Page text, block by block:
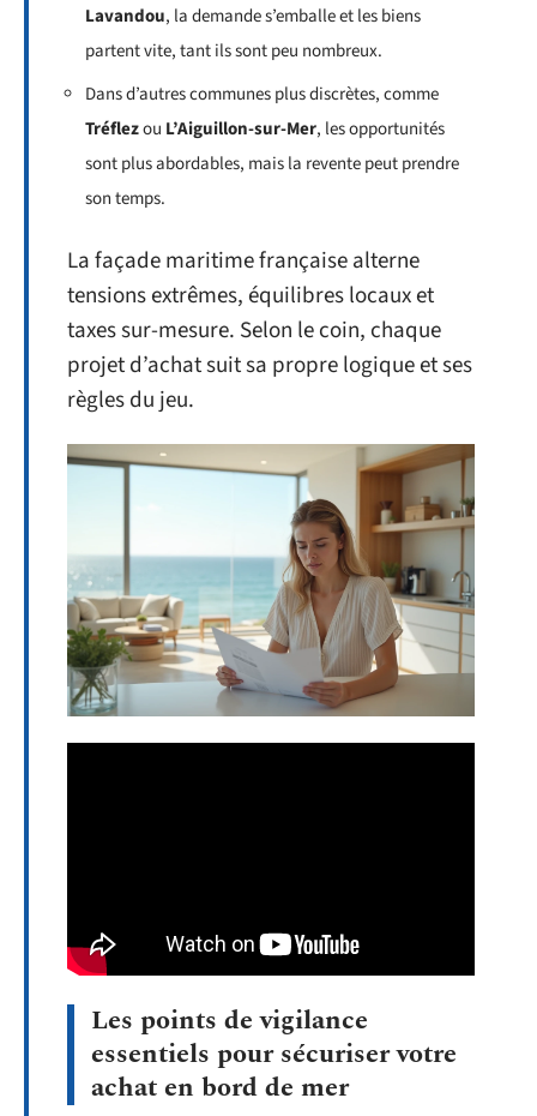
Lavandou, la demande s’emballe et les biens
partent vite, tant ils sont peu nombreux.
Dans d’autres communes plus discrètes, comme
Tréflezou L’Aiguillon-sur-Mer, les opportunités
sont plus abordables, mais la revente peut prendre
son temps.
La façade maritime française alterne
tensions extrêmes, équilibres locaux et
taxes sur-mesure. Selon le coin, chaque
projet d’achat suit sa propre logique et ses
règles du jeu.
Les points de vigilance
essentiels pour sécuriser votre
achat en bord de mer